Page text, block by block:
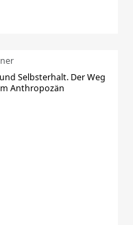
Selbsterhalt. Der Weg
Anthropozän